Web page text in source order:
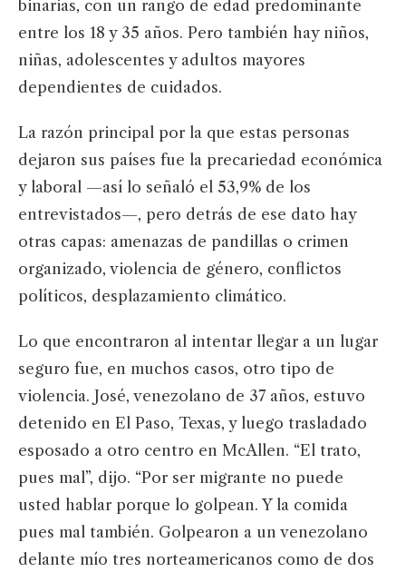
binarias, con un rango de edad predominante
entre los 18 y 35 años. Pero también hay niños,
niñas, adolescentes y adultos mayores
dependientes de cuidados.
La razón principal por la que estas personas
dejaron sus países fue la precariedad económica
y laboral —así lo señaló el 53,9% de los
entrevistados—, pero detrás de ese dato hay
otras capas: amenazas de pandillas o crimen
organizado, violencia de género, conflictos
políticos, desplazamiento climático.
Lo que encontraron al intentar llegar a un lugar
seguro fue, en muchos casos, otro tipo de
violencia. José, venezolano de 37 años, estuvo
detenido en El Paso, Texas, y luego trasladado
esposado a otro centro en McAllen. “El trato,
pues mal”, dijo. “Por ser migrante no puede
usted hablar porque lo golpean. Y la comida
pues mal también. Golpearon a un venezolano
delante mío tres norteamericanos como de dos